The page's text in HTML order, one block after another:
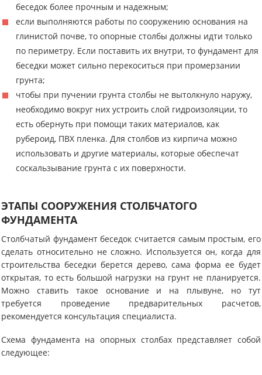
беседок более прочным и надежным;
если выполняются работы по сооружению основания на
глинистой почве, то опорные столбы должны идти только
по периметру. Если поставить их внутри, то фундамент для
беседки может сильно перекоситься при промерзании
грунта;
чтобы при пучении грунта столбы не вытолкнуло наружу,
необходимо вокруг них устроить слой гидроизоляции, то
есть обернуть при помощи таких материалов, как
рубероид, ПВХ пленка. Для столбов из кирпича можно
использовать и другие материалы, которые обеспечат
соскальзывание грунта с их поверхности.
ЭТАПЫ СООРУЖЕНИЯ СТОЛБЧАТОГО
ФУНДАМЕНТА
Столбчатый фундамент беседок считается самым простым, его
сделать относительно не сложно. Используется он, когда для
строительства беседки берется дерево, сама форма ее будет
открытая, то есть большой нагрузки на грунт не планируется.
Можно ставить такое основание и на плывуне, но тут
требуется проведение предварительных расчетов,
рекомендуется консультация специалиста.
Схема фундамента на опорных столбах представляет собой
следующее: